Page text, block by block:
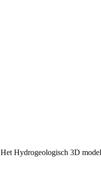
Hydrogeologisch 3D